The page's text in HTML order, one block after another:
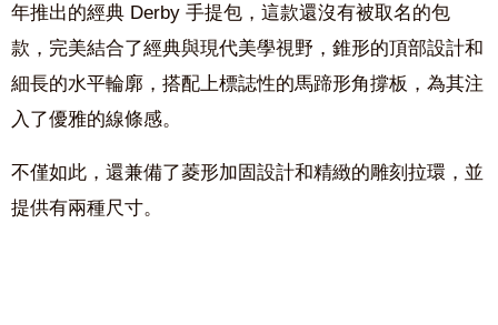
年推出的經典 Derby 手提包，這款還沒有被取名的包
款，完美結合了經典與現代美學視野，錐形的頂部設計和
細長的水平輪廓，搭配上標誌性的馬蹄形角撐板，為其注
入了優雅的線條感。
不僅如此，還兼備了菱形加固設計和精緻的雕刻拉環，並
提供有兩種尺寸。